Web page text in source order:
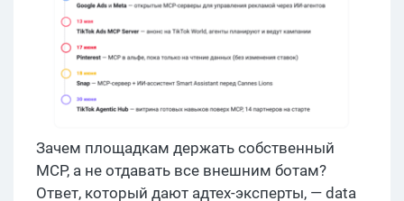
Зачем площадкам держать собственный
MCP, а не отдавать все внешним ботам?
Ответ, который дают адтех-эксперты, — data